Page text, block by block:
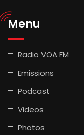
Menu
Radio VOA FM
Emissions
Podcast
Videos
Photos